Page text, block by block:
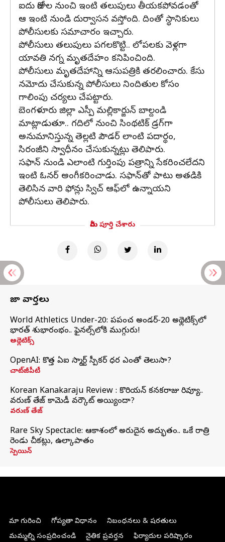
ఐదు రోజుల నుంచి ఇంటి తలుపులు తీయకపోవడంతో
ఆ ఇంటి నుండి దుర్వాసన వస్తోంది. దింతో స్థానికులు
పోలీసులకు సమాచారం ఇచ్చారు.
పోలీసులు తలుపులు పగలకొట్టి.. లోపలకు వెళ్లగా
యావతి నగ్న మృతదేహం కనిపించింది.
పోలీసులు మృతదేహాన్ని ఆసుపత్రికి తరలించారు. కేసు
నమోదు చేసుకున్న పోలీసులు నిందితుల కోసం
గాలింపు చర్యలు చేపట్టారు.
బెంగళూరు జిల్లా ఎస్పీ మల్లికార్జున్ బాల్దండి
మాట్లాడుతూ.. గదిలో నుంచి సింథటిక్ డ్రగ్‌గా
అనుమానిస్తున్న తెల్లటి పౌడర్ లాంటి పదార్థం,
సిరంజీని స్వాధీనం చేసుకున్నట్లు తెలిపారు.
సఫాన్ నుండి ఎలాంటి గుర్తింపు పత్రాన్ని సేకరించలేదని
ఇంటి ఓనర్ అంగీకరించాడు. సఫాన్‌తో పాటు అతడికి
తెలిసిన వారి ఫోన్లు స్విచ్ ఆఫ్‌లో ఉన్నాయని
పోలీసులు తెలిపారు.
మీరు పూర్తి చేశారు
తాజా వార్తలు
World Athletics Under-20: ప్రపంచ అండర్-20 అథ్లెటిక్స్‌లో
భారత్‌ శుభారంభం.. ఫైనల్స్‌లోకి ముగ్గురు!
అథ్లెటిక్స్
OpenAI: కొత్త ఏఐ స్మార్ట్ స్పీకర్ ధర ఎంతో తెలుసా?
చాట్‌జీపీటీ
Korean Kanakaraju Review : కొరియన్ కనకరాజు రివ్యూ..
వరుణ్ తేజ్ కామెడీ వర్కౌట్ అయ్యిందా?
వరుణ్ తేజ్
Rare Sky Spectacle: ఆకాశంలో అరుదైన అద్భుతం.. ఒకే రాత్రి
రెండు చీకట్లు, ఉల్కాపాతం
స్పెయిన్
మా గురించి గోప్యతా విధానం
నిబంధనలు & షరతులు
మమ్మల్ని సంప్రదించండి
నైతిక ప్రవర్తన ఫిర్యాదుల పరిష్కారం